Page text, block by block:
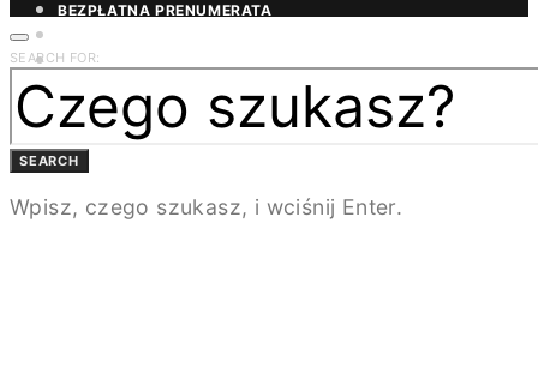
BEZPŁATNA PRENUMERATA
ŁAZIENKA.PRO
KONTAKT
SEARCH FOR:
SEARCH
Wpisz, czego szukasz, i wciśnij Enter.